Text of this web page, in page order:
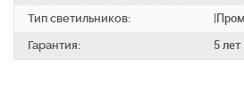
Тип светильников:
Гарантия:
5 лет